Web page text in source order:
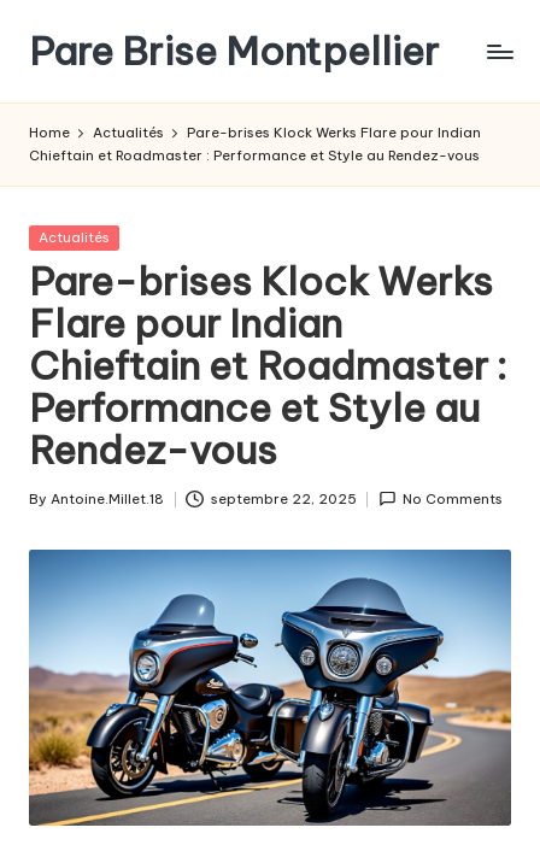
content
Pare Brise Montpellier
Home Actualités
Pare-brises Klock Werks Flare pour Indian
Chieftain et Roadmaster : Performance et Style au Rendez-vous
Posted
Actualités
Pare-brises Klock Werks
Flare pour Indian
Chieftain et Roadmaster :
Performance et Style au
Rendez-vous
Posted
By Antoine.Millet.18 septembre 22, 2025 No Comments